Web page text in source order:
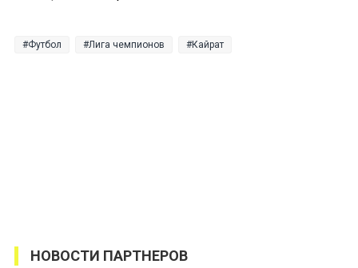
Футбол Лига чемпионов Кайрат
НОВОСТИ ПАРТНЕРОВ